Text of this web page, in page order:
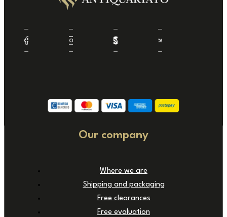
Our company
Where we are
Shipping and packaging
Free clearances
Free evaluation